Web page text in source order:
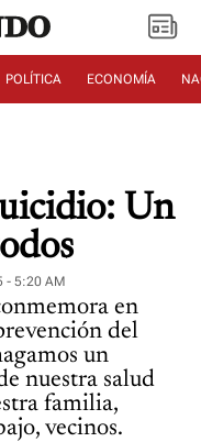
POLÍTICA ECONOMÍA
Un
- 5:20 AM
en
del
un
nuestra salud
familia,
vecinos.